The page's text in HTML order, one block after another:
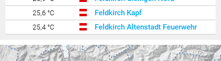
25,6 °C Feldkirch Kapf
25,4 °C Feldkirch Altenstadt Feuerwehr
25,1 °C Feldkirch Nofels Bittweg